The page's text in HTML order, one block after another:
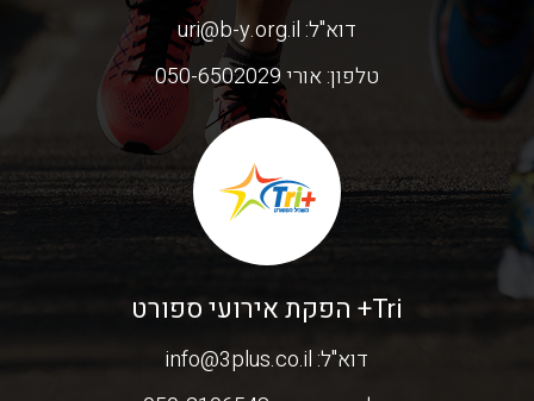
דוא"ל: uri@b-y.org.il
טלפון:אורי 050-6502029
Tri+ הפקת אירועי ספורט
דוא"ל:info@3plus.co.il